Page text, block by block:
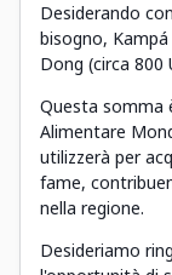
Desiderando
bisogno,
Dong (circa 800
Questa somma
Alimentare
utilizzerà per
fame,
nella regione.
Desideriamo